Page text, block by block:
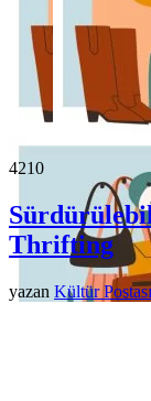
4210
Thrifting
yazan Kültür Postası